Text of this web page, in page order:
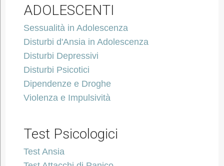
ADOLESCENTI
Sessualità in Adolescenza
Disturbi d'Ansia in Adolescenza
Disturbi Depressivi
Disturbi Psicotici
Dipendenze e Droghe
Violenza e Impulsività
Test Psicologici
Test Ansia